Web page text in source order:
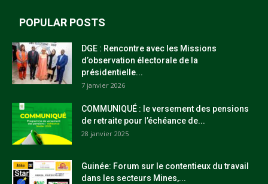
POPULAR POSTS
DGE : Rencontre avec les Missions
d’observation électorale de la
présidentielle...
7 janvier 2026
COMMUNIQUÉ : le versement des pensions
de retraite pour l’échéance de...
28 janvier 2025
Guinée: Forum sur le contentieux du travail
dans les secteurs Mines,...